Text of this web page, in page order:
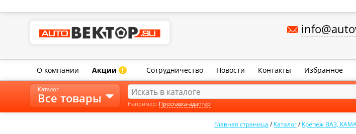
О компании Акции ! Сотрудничество Новости Контакты Избранное
Главная страница /Каталог/Крепеж ВАЗ,
Каталог
Все товары Например: Проставка-адаптер